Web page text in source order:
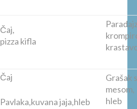
Čaj,
pizza kifla
Čaj
Pavlaka,kuvana jaja,hleb
Grašak
hleb